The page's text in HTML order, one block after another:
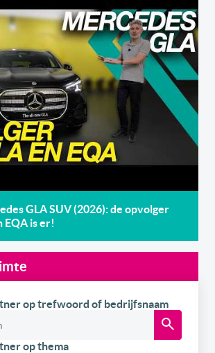
GLA SUV (2026): de opvolger
EQA is er!
op trefwoord of bedrijfsnaam
op thema